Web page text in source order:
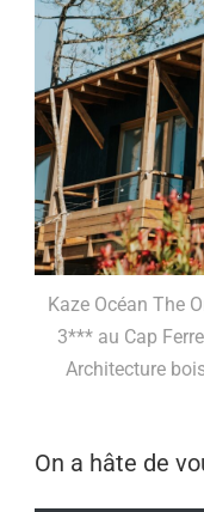
Kaze Océan The
3*** au Cap
Architecture
On a hâte de